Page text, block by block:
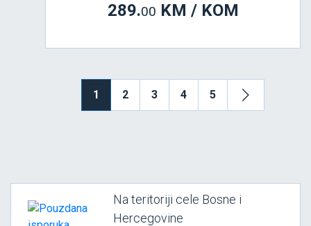
289.00 KM / KOM
1 2 3 4 5
Na teritoriji cele Bosne i
Hercegovine